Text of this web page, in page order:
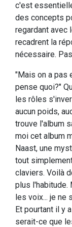
c'est
des concepts
regardant avec
recadrent la
nécessaire.
"Mais on a pas
pense quoi?"
les rôles
aucun poids,
trouve l'album
moi cet album
Naast, une
tout
claviers. Voilà
plus l'habitude.
les voix... je ne
Et pourtant il y
serait-ce que